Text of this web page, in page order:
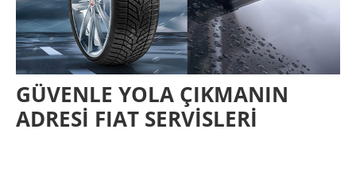
GÜVENLE YOLA ÇIKMANIN
ADRESİ FIAT SERVİSLERİ